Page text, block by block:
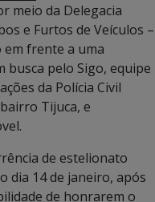
meio da Delegacia
e Furtos de Veículos –
em frente a uma
busca pelo Sigo, equipe
da Polícia Civil
Tijuca, e
de estelionato
dia 14 de janeiro, após
de honrarem o